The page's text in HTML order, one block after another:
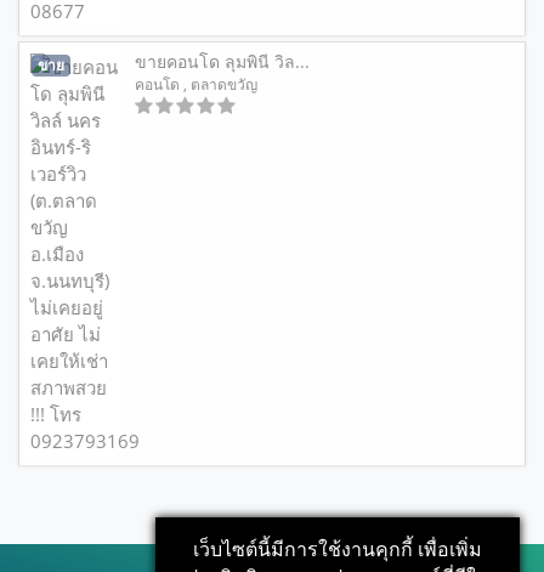
ขาย ขายคอนโด ลุมพินี วิล...
คอนโด , ตลาดขวัญ
เว็บไซต์นี้มีการใช้งานคุกกี้ เพื่อเพิ่ม